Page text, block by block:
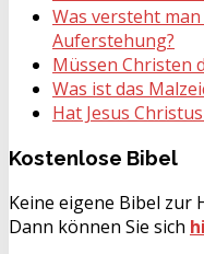
Was versteht
Auferstehung?
Müssen Christen
Was ist das
Hat Jesus
Kostenlose Bibel
Keine eigene Bibel zur
Dann können Sie sich